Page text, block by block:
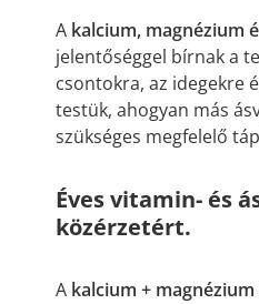
A kalcium, magnézium
jelentőséggel bírnak a
csontokra, az idegekre
testük, ahogyan más
szükséges megfelelő
Éves vitamin- és
közérzetért.
A kalcium + magnézium